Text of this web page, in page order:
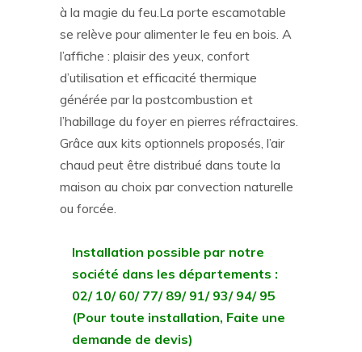
à la magie du feu.La porte escamotable
se relève pour alimenter le feu en bois. A
l’affiche : plaisir des yeux, confort
d’utilisation et efficacité thermique
générée par la postcombustion et
l’habillage du foyer en pierres réfractaires.
Grâce aux kits optionnels proposés, l’air
chaud peut être distribué dans toute la
maison au choix par convection naturelle
ou forcée.
Installation possible par notre
société dans les départements :
02/ 10/ 60/ 77/ 89/ 91/ 93/ 94/ 95
(Pour toute installation, Faite une
demande de devis)